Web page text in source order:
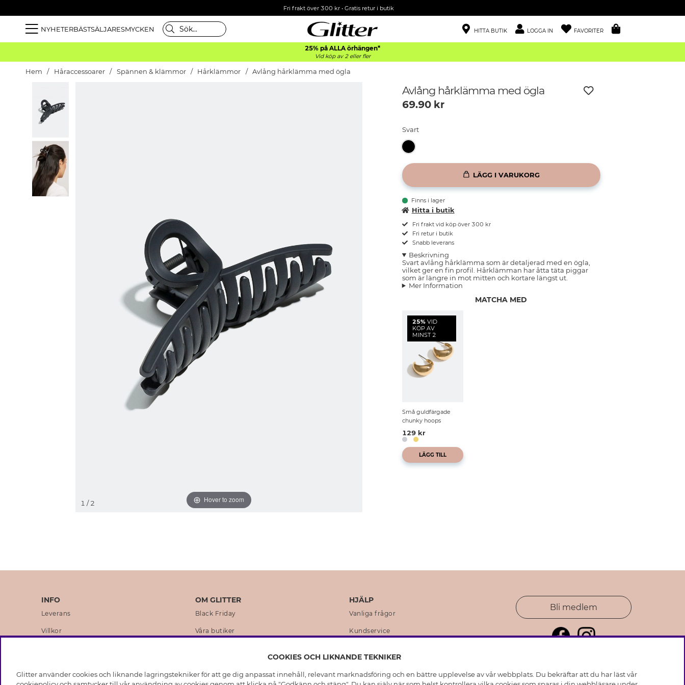
Fri frakt över 300 kr• Gratis retur i butik
NYHETERBÄSTSÄLJARESMYCKEN HITTA BUTIK LOGGA IN FAVORITER
25% på ALLA örhängen*
Vid köp av 2 eller fler
Hem Håraccessoarer Spännen & klämmor Hårklämmor Avlång hårklämma med ögla
Hover to zoom
1 / 2
Avlång hårklämma med ögla
69.90kr
Svart
LÄGG I VARUKORG
Finns i lager
Hitta i butik
Fri frakt vid köp över 300 kr
Fri retur i butik
Snabb leverans
Beskrivning
Svart avlång hårklämma som är detaljerad med en ögla,
vilket ger en fin profil. Hårklämman har åtta täta piggar
som är längre in mot mitten och kortare längst ut.
Mer Information
MATCHA MED
25%VID
KÖP AV
MINST 2
Små guldfärgade
chunky hoops
129 kr
LÄGG TILL
INFO
Leverans
Villkor
Medlemsvillkor
OM GLITTER
Black Friday
Våra butiker
Hållbarhet
HJÄLP
Vanliga frågor
Kundservice
Skötselråd skinnhandskar
Bli medlem
COOKIES OCH LIKNANDE TEKNIKER
Glitter använder cookies och liknande lagringstekniker för att ge dig anpassat innehåll, relevant marknadsföring och en bättre upplevelse av vår webbplats. Du bekräftar att du har läst vår